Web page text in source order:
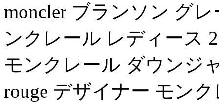
moncler ブランソン グ
ンクレール レディース
モンクレール ダウンジ
rouge デザイナー モン